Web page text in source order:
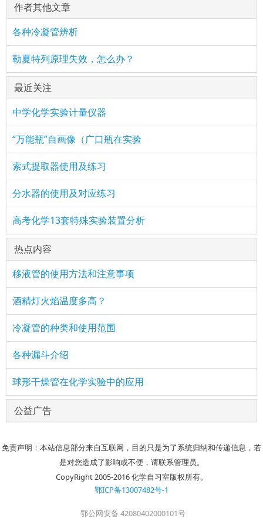
作者其他文章
各种冷凝管辨析
勒夏特列原理失效，怎么办？
最近关注
中学化学实验计量仪器
“万能瓶”自画像（广口瓶在实验
索式提取器使用及练习
分水器的使用及对应练习
高考化学13套特殊实验装置分析
热点内容
移液管的使用方法和注意事项
酒精灯火焰温度多高？
冷凝管的种类和使用范围
各种漏斗介绍
球形干燥管在化学实验中的应用
公益广告
免责声明：本站信息部分来自互联网，目的只是为了系统归纳和传递信息，若
是对您造成了影响或不便，请联系管理员。
CopyRight 2005-2016 化学自习室版权所有。
鄂ICP备13007482号-1
鄂公网安备 42080402000101号